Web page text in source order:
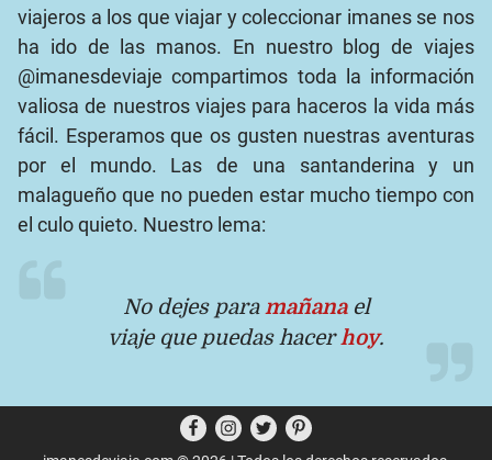
viajeros a los que viajar y coleccionar imanes se nos
ha ido de las manos. En nuestro blog de viajes
@imanesdeviaje compartimos toda la información
valiosa de nuestros viajes para haceros la vida más
fácil. Esperamos que os gusten nuestras aventuras
por el mundo. Las de una santanderina y un
malagueño que no pueden estar mucho tiempo con
el culo quieto. Nuestro lema:
No dejes paramañana el
viaje que puedas hacerhoy.